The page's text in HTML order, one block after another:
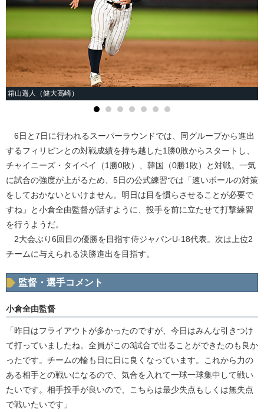
箱山遥人（健大高崎）
6日と7日に行われるスーパーラウンドでは、同グループから進出
するフィリピンとの対戦成績を持ち越した1勝0敗からスタートし、
チャイニーズ・タイペイ（1勝0敗）、韓国（0勝1敗）と対戦。一気
に試合の強度が上がるため、5日の公式練習では「速いボールの対策
をしておかないといけません。明日は目を慣らさせることが必要で
すね」と小倉全由監督が話すように、投手を前に立たせて打撃練習
を行うようだ。
2大会ぶり6回目の優勝を目指す侍ジャパンU-18代表。次は上位2
チームに与えられる決勝進出を目指す。
監督・選手コメント
小倉全由監督
「昨日はフライアウトが多かったのですが、今日はみんな引きつけ
て打っていましたね。全員がこの3試合で出ることができたのも良か
ったです。チームの輪も日に日に良くなっています。これから力の
ある相手との戦いになるので、気合を入れて一球一球集中して戦い
たいです。相手投手が良いので、こちらは最少失点もしくは無失点
で戦いたいです」